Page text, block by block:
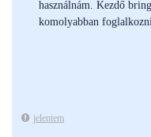
használnám. Kezdő
komolyabban
jelentem